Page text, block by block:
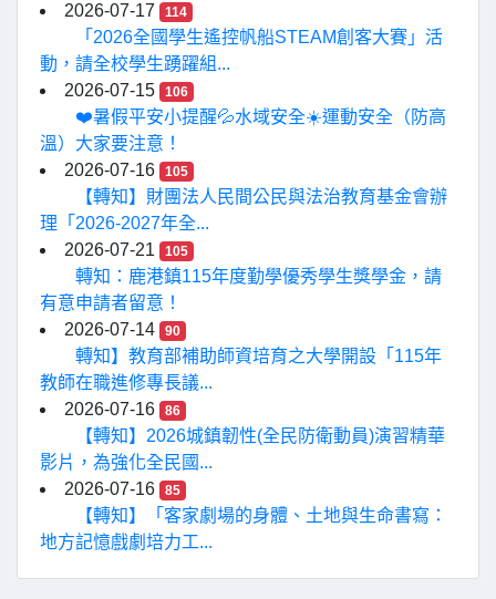
2026-07-17
114
「2026全國學生遙控帆船STEAM創客大賽」活
動，請全校學生踴躍組...
2026-07-15
106
❤️暑假平安小提醒💦水域安全☀️運動安全（防高
溫）大家要注意！
2026-07-16
105
【轉知】財團法人民間公民與法治教育基金會辦
理「2026-2027年全...
2026-07-21
105
轉知：鹿港鎮115年度勤學優秀學生獎學金，請
有意申請者留意！
2026-07-14
90
轉知】教育部補助師資培育之大學開設「115年
教師在職進修專長議...
2026-07-16
86
【轉知】2026城鎮韌性(全民防衛動員)演習精華
影片，為強化全民國...
2026-07-16
85
【轉知】「客家劇場的身體、土地與生命書寫：
地方記憶戲劇培力工...